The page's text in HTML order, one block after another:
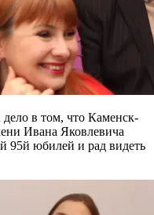
в том, что Каменск-
Ивана Яковлевича
95й юбилей и рад видеть